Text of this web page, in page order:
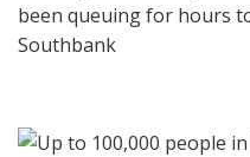
been queuing for hours
Southbank